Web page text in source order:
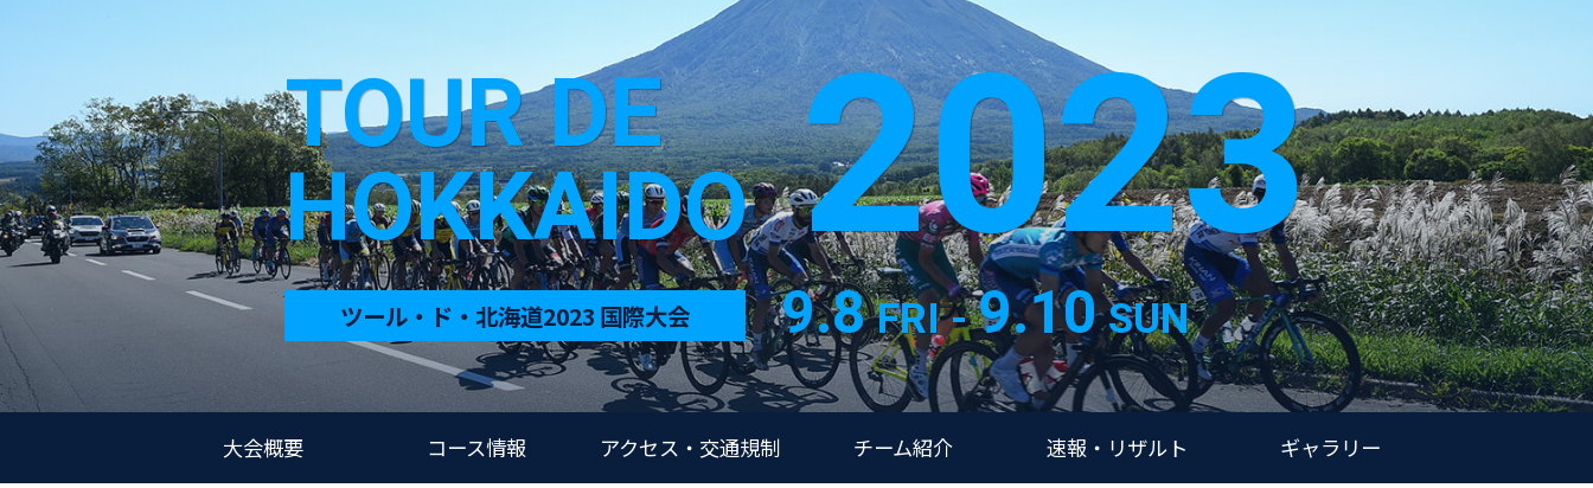
TOUR DE
HOKKAIDO 2023
ツール・ド・北海道2023 国際大会 9.8FRI -9.10SUN
大会概要 コース情報 アクセス・交通規制 チーム紹介 速報・リザルト ギャラリー